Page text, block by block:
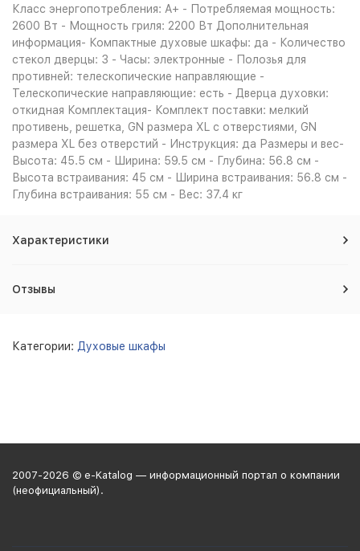
Класс энергопотребления: A+ - Потребляемая мощность:
2600 Вт - Мощность гриля: 2200 Вт Дополнительная
информация- Компактные духовые шкафы: да - Количество
стекол дверцы: 3 - Часы: электронные - Полозья для
противней: телескопические направляющие -
Телескопические направляющие: есть - Дверца духовки:
откидная Комплектация- Комплект поставки: мелкий
противень, решетка, GN размера XL с отверстиями, GN
размера XL без отверстий - Инструкция: да Размеры и вес-
Высота: 45.5 см - Ширина: 59.5 см - Глубина: 56.8 см -
Высота встраивания: 45 см - Ширина встраивания: 56.8 см -
Глубина встраивания: 55 см - Вес: 37.4 кг
Характеристики
Отзывы
Категории: Духовые шкафы
2007-2026 © e-Katalog — информационный портал о компании
(неофициальный).